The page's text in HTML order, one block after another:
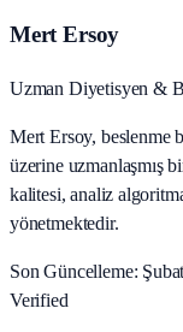
Mert Ersoy
Uzman Diyetisyen &
Mert Ersoy, beslenme
üzerine uzmanlaşmış
kalitesi, analiz
yönetmektedir.
Son Güncelleme:
Verified